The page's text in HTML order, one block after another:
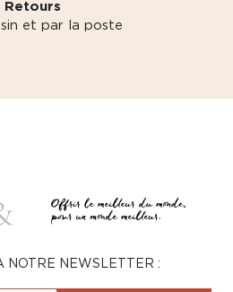
Retours
et par la poste
NOTRE NEWSLETTER :